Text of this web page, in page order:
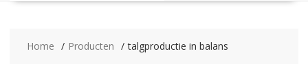
Home Producten talgproductie in balans